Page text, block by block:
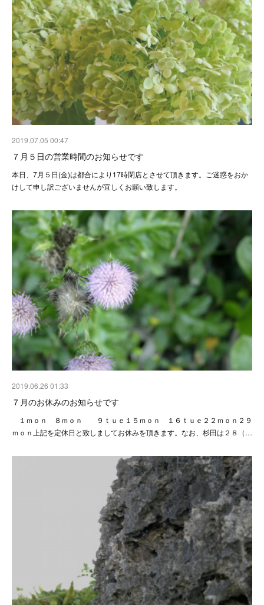
2019.07.05 00:47
７月５日の営業時間のお知らせです
本日、7月５日(金)は都合により17時閉店とさせて頂きます。ご迷惑をおか
けして申し訳ございませんが宜しくお願い致します。
2019.06.26 01:33
７月のお休みのお知らせです
１ｍｏｎ ８ｍｏｎ ９ｔｕｅ１５ｍｏｎ １６ｔｕｅ２２ｍｏｎ２９
ｍｏｎ上記を定休日と致しましてお休みを頂きます。なお、杉田は２８（…